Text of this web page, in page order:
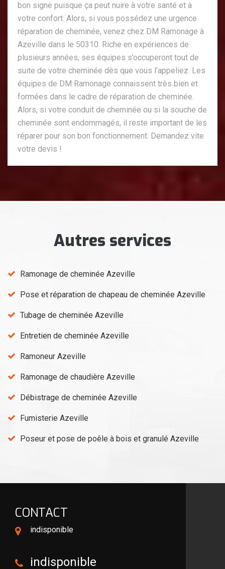
bon signe puisque ça peut nuire à votre santé et à
votre confort. Alors, si vous possédez une urgence
réparation de cheminée, venez chez DM Ramonage à
Azeville dans le 50310. Riche en expériences de
plusieurs années, ses équipes s’occuperont tout de
suite de votre cheminée dès que vous l’appeliez. Les
équipes de DM Ramonage connaissent très bien et
formées dans le cadre de réparation de cheminée.
Alors, si votre conduit de cheminée ou si la souche de
cheminée sont endommagés, il reste important de les
réparer pour son bon fonctionnement. Demandez vite
votre devis !
Autres services
Ramonage de cheminée Azeville
Pose et réparation de chapeau de cheminée Azeville
Tubage de cheminée Azeville
Entretien de cheminée Azeville
Ramoneur Azeville
Ramonage de chaudière Azeville
Débistrage de cheminée Azeville
Fumisterie Azeville
Poseur et pose de poêle à bois et granulé Azeville
CONTACT
indisponible
indisponible